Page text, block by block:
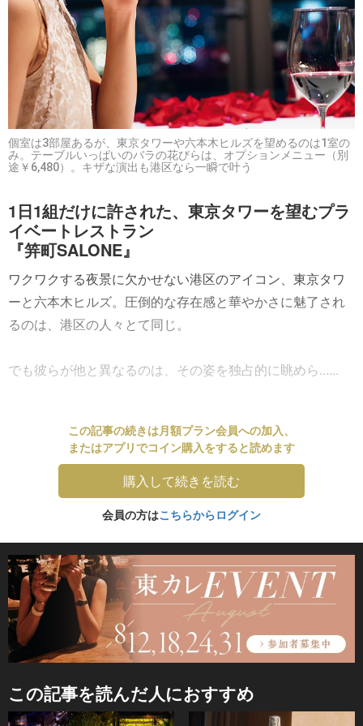
個室は3部屋あるが、東京タワーや六本木ヒルズを望めるのは1室の
み。テーブルいっぱいのバラの花びらは、オプションメニュー（別
途￥6,480）。キザな演出も港区なら一瞬で叶う
1日1組だけに許された、東京タワーを望むプラ
イベートレストラン
『笄町SALONE』
ワクワクする夜景に欠かせない港区のアイコン、東京タワ
ーと六本木ヒルズ。圧倒的な存在感と華やかさに魅了され
るのは、港区の人々とて同じ。
でも彼らが他と異なるのは、その姿を独占的に眺めら......
この記事の続きは月額プラン会員への加入、
またはアプリでコイン購入をすると読めます
購入して続きを読む
会員の方はこちらからログイン
この記事を読んだ人におすすめ